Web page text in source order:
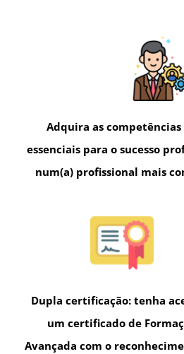
Adquira as
essenciais para o sucesso
num(a) profissional mais
Dupla certificação: tenha
um certificado de
Avançada com o